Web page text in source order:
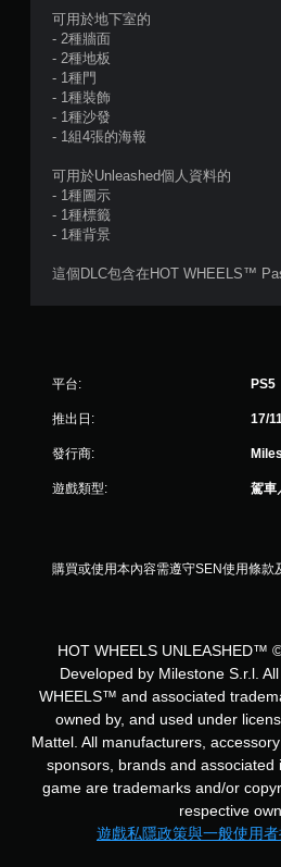
可用於地下室的
- 2種牆面
- 2種地板
- 1種門
- 1種裝飾
- 1種沙發
- 1組4張的海報
可用於Unleashed個人資料的
- 1種圖示
- 1種標籤
- 1種背景
這個DLC包含在HOT WHEELS™
平台: PS5
推出日: 17/
發行商:
遊戲類型: 駕車
購買或使用本內容需遵守SEN使用條款
HOT WHEELS UNLEASHED™
Developed by Milestone S.r.l.
WHEELS™ and associated
owned by, and used under
Mattel. All manufacturers,
sponsors, brands and associated
game are trademarks and/or
respective
遊戲私隱政策與一般使用